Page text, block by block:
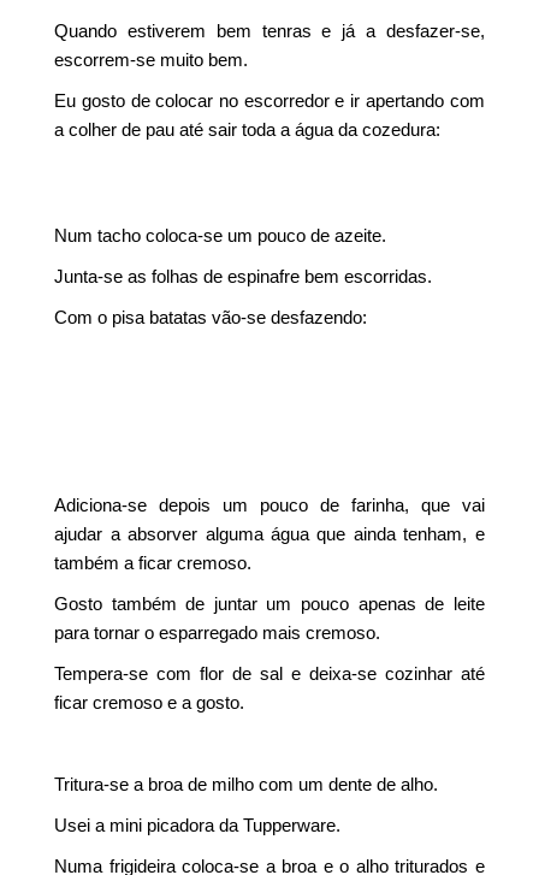
Quando estiverem bem tenras e já a desfazer-se,
escorrem-se muito bem.
Eu gosto de colocar no escorredor e ir apertando com
a colher de pau até sair toda a água da cozedura:
Num tacho coloca-se um pouco de azeite.
Junta-se as folhas de espinafre bem escorridas.
Com o pisa batatas vão-se desfazendo:
Adiciona-se depois um pouco de farinha, que vai
ajudar a absorver alguma água que ainda tenham, e
também a ficar cremoso.
Gosto também de juntar um pouco apenas de leite
para tornar o esparregado mais cremoso.
Tempera-se com flor de sal e deixa-se cozinhar até
ficar cremoso e a gosto.
Tritura-se a broa de milho com um dente de alho.
Usei a mini picadora da Tupperware.
Numa frigideira coloca-se a broa e o alho triturados e